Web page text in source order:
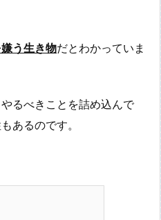
う生き物だとわかっていま
るべきことを詰め込んで
あるのです。